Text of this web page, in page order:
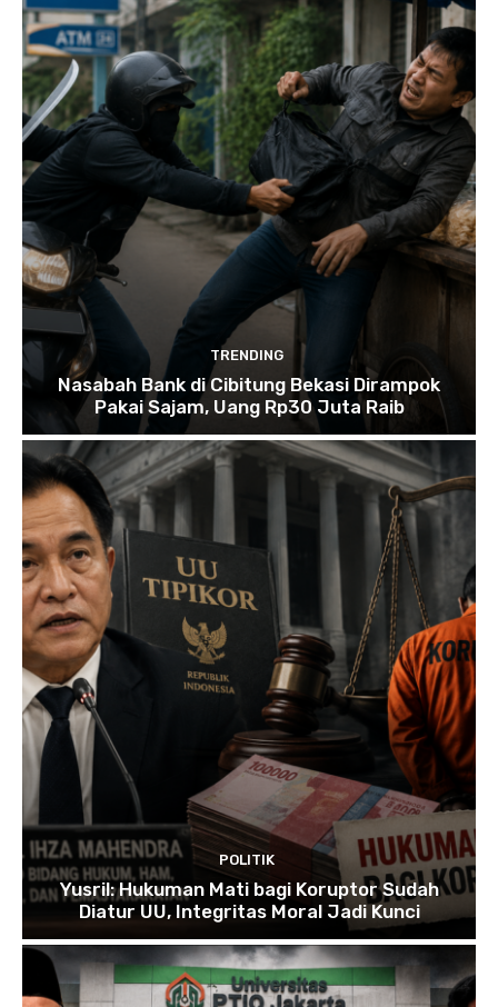
TRENDING
Nasabah Bank di Cibitung Bekasi Dirampok
Pakai Sajam, Uang Rp30 Juta Raib
POLITIK
Yusril: Hukuman Mati bagi Koruptor Sudah
Diatur UU, Integritas Moral Jadi Kunci